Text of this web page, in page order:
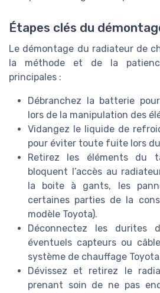
Étapes clés du
Le démontage du radiateur de
la méthode et de la
principales :
Débranchez la batterie
lors de la manipulation des
Vidangez le liquide de
pour éviter toute fuite lors
Retirez les éléments du
bloquent l’accès au
la boite à gants, les
certaines parties de la
modèle Toyota).
Déconnectez les durites
éventuels capteurs ou
système de chauffage
Dévissez et retirez le
prenant soin de ne pas